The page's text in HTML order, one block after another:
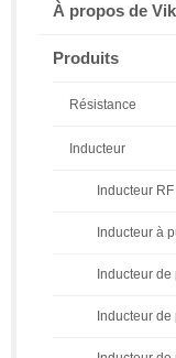
À propos de
Produits
Résistance
Inducteur
Inducteur
Inducteur à
Inducteur
Inducteur